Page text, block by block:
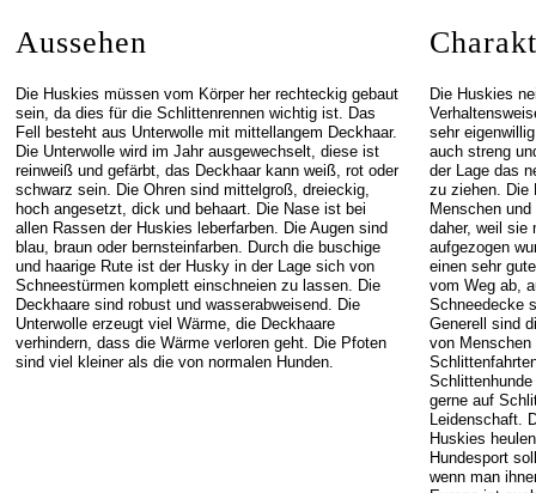
Aussehen
Die Huskies müssen vom Körper her rechteckig gebaut
sein, da dies für die Schlittenrennen wichtig ist. Das
Fell besteht aus Unterwolle mit mittellangem Deckhaar.
Die Unterwolle wird im Jahr ausgewechselt, diese ist
reinweiß und gefärbt, das Deckhaar kann weiß, rot oder
schwarz sein. Die Ohren sind mittelgroß, dreieckig,
hoch angesetzt, dick und behaart. Die Nase ist bei
allen Rassen der Huskies leberfarben. Die Augen sind
blau, braun oder bernsteinfarben. Durch die buschige
und haarige Rute ist der Husky in der Lage sich von
Schneestürmen komplett einschneien zu lassen. Die
Deckhaare sind robust und wasserabweisend. Die
Unterwolle erzeugt viel Wärme, die Deckhaare
verhindern, dass die Wärme verloren geht. Die Pfoten
sind viel kleiner als die von normalen Hunden.
Die Huskies
sehr
auch streng
der Lage das
zu ziehen. Die
Menschen
daher, weil sie
aufgezogen
einen sehr
vom Weg ab,
Schneedecke
Generell sind
von
gerne auf
Leidenschaft.
Huskies
Hundesport
wenn man